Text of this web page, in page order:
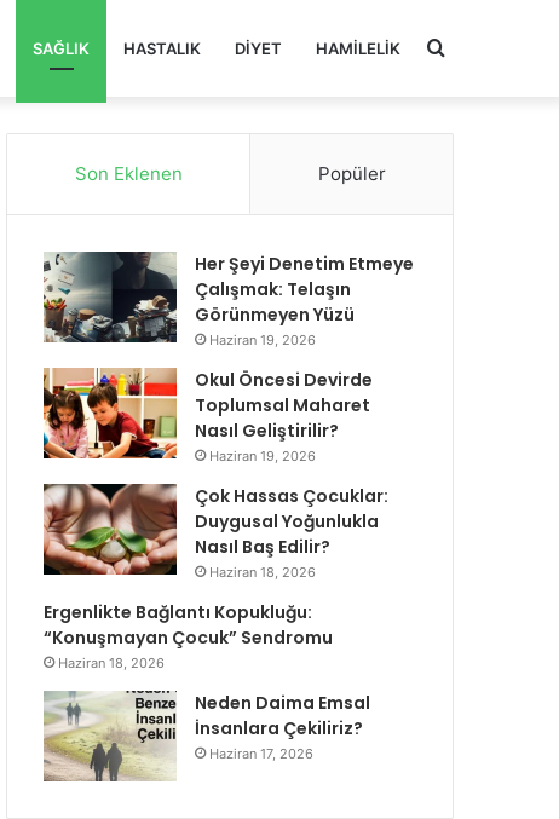
SAĞLIK HASTALIK DIYET HAMILELIK Arama
Son Eklenen Popüler
Her Şeyi Denetim Etmeye
Çalışmak: Telaşın
Görünmeyen Yüzü
Haziran 19, 2026
Okul Öncesi Devirde
Toplumsal Maharet
Nasıl Geliştirilir?
Haziran 19, 2026
Çok Hassas Çocuklar:
Duygusal Yoğunlukla
Nasıl Baş Edilir?
Haziran 18, 2026
Ergenlikte Bağlantı Kopukluğu:
“Konuşmayan Çocuk” Sendromu
Haziran 18, 2026
Neden Daima Emsal
İnsanlara Çekiliriz?
Haziran 17, 2026